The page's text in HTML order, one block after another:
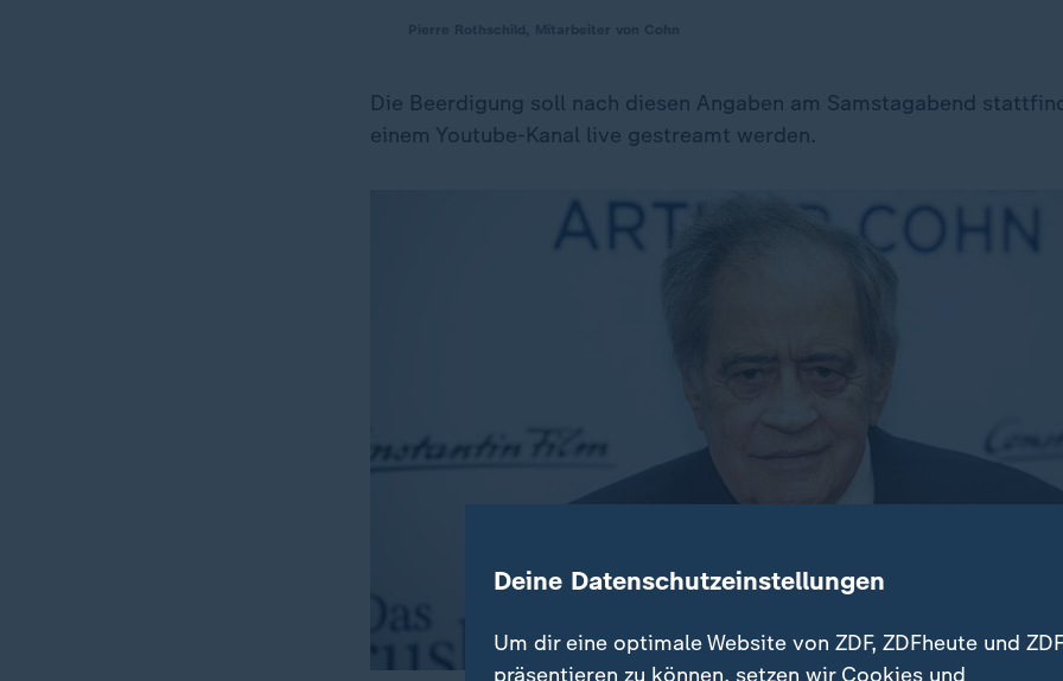
Die Beerdigung soll nach diesen Angaben am Samstagabend
einem Youtube-Kanal live gestreamt werden.
Deine Datenschutzeinstellungen
Um dir eine optimale Website von ZDF, ZDFheute und
präsentieren zu können, setzen wir Cookies und